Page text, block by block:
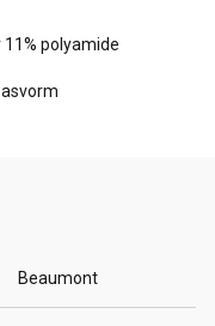
11% polyamide
Beaumont